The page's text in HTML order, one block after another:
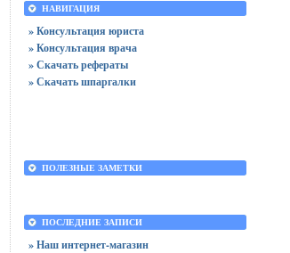
НАВИГАЦИЯ
» Консультация юриста
» Консультация врача
» Скачать рефераты
» Скачать шпаргалки
ПОЛЕЗНЫЕ ЗАМЕТКИ
ПОСЛЕДНИЕ ЗАПИСИ
» Наш интернет-магазин